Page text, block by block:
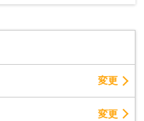
変更
変更